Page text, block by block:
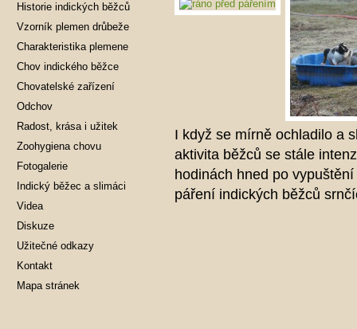
Historie indických běžců
Vzorník plemen drůbeže
Charakteristika plemene
Chov indického běžce
Chovatelské zařízení
Odchov
Radost, krása i užitek
Zoohygiena chovu
Fotogalerie
Indický běžec a slimáci
Videa
Diskuze
Užitečné odkazy
Kontakt
Mapa stránek
I když se mírně ochladilo a
aktivita běžců se stále
hodinách hned po
páření indických běžců